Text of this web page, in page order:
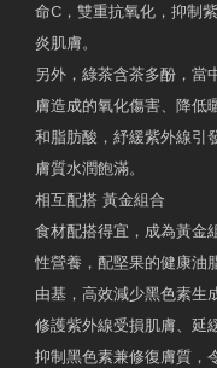
命C，雙重抗氧化，抑制
炎肌膚。
另外，綠茶含茶多酚，當
膚造成的氧化傷害、降低
和脂肪酸，紓緩紫外線引
膚質水潤飽滿。
相互配搭 黃金組合
食材配搭得宜，成為黃金
性營養，配堅果的健康油
由基，高效減少黑色素生
修護紫外線受損肌膚、延
抑制黑色素兼修復膚質，